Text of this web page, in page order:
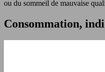
ou du sommeil de mauvaise
Consommation,